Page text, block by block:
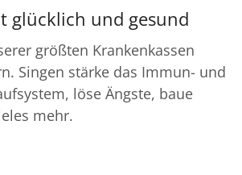
glücklich und gesund
größten Krankenkassen
Singen stärke das Immun- und
löse Ängste, baue
mehr.